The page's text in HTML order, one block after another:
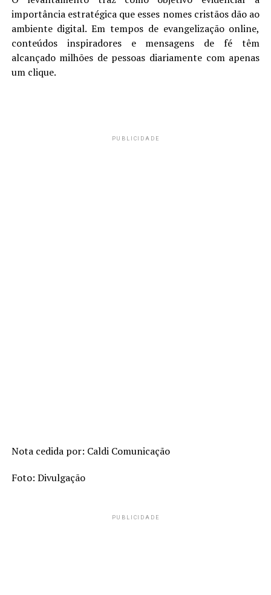
importância estratégica que esses nomes cristãos dão ao
ambiente digital. Em tempos de evangelização online,
conteúdos inspiradores e mensagens de fé têm
alcançado milhões de pessoas diariamente com apenas
um clique.
PUBLICIDADE
Nota cedida por: Caldi Comunicação
Foto: Divulgação
PUBLICIDADE